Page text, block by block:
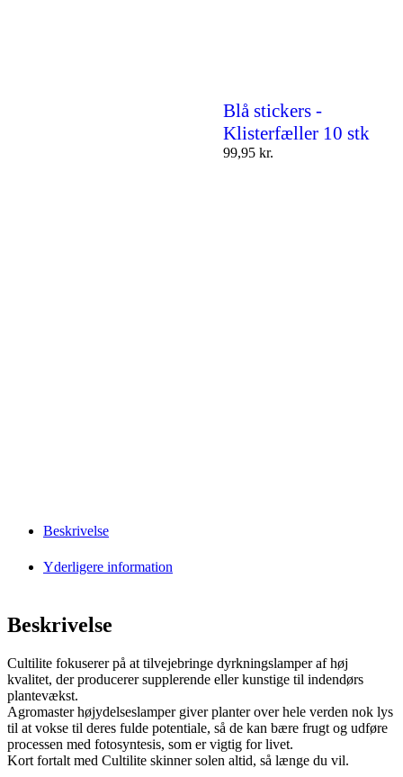
Blå stickers -
Klisterfæller 10 stk
99,95 kr.
Beskrivelse
Yderligere information
Beskrivelse
Cultilite fokuserer på at tilvejebringe dyrkningslamper af høj
kvalitet, der producerer supplerende eller kunstige til indendørs
plantevækst.
Agromaster højydelseslamper giver planter over hele verden nok lys
til at vokse til deres fulde potentiale, så de kan bære frugt og udføre
processen med fotosyntesis, som er vigtig for livet.
Kort fortalt med Cultilite skinner solen altid, så længe du vil.